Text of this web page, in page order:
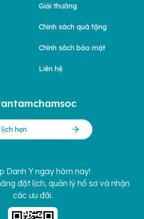
Giải thưởng
Chính sách quà tặng
Chính sách bảo mật
Liên hệ
hẹn
Danh Y ngay hôm nay!
đặt lịch, quản lý hồ sơ và nhận
các ưu đãi.